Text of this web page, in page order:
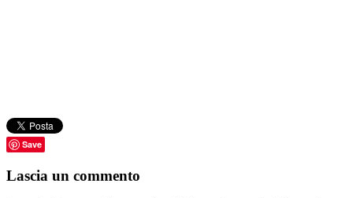
Save
Lascia un commento